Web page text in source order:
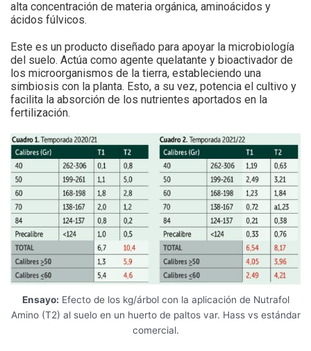
alta concentración de materia orgánica, aminoácidos y
ácidos fúlvicos.
Este es un producto diseñado para apoyar la microbiología
del suelo. Actúa como agente quelatante y bioactivador de
los microorganismos de la tierra, estableciendo una
simbiosis con la planta. Esto, a su vez, potencia el cultivo y
facilita la absorción de los nutrientes aportados en la
fertilización.
Ensayo: Efecto de los kg/árbol con la aplicación de Nutrafol
Amino (T2) al suelo en un huerto de paltos var. Hass vs estándar
comercial.